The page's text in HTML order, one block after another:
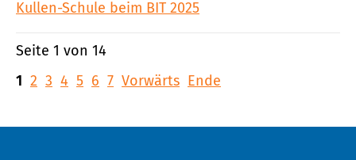
Kullen-Schule beim BIT 2025
Seite 1 von 14
1 2 3 4 5 6 7 Vorwärts Ende